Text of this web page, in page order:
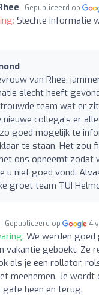
Gepubliceerd op
Slechte informatie
van Rhee,
slecht heeft
team wat er
nieuwe collega's er
goed mogelijk te
te staan. Het zou
ons opneemt zodat
u niet goed vond.
groet team TUI
Gepubliceerd op 4
We werden goed
vakantie geboekt. Ze
als je een rollator,
meenemen. Je wordt
gate heen en terug.